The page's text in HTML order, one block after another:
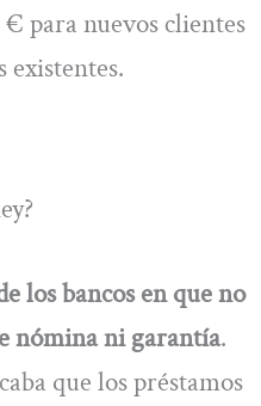
€ para nuevos clientes
existentes.
los bancos en que no
nómina ni garantía.
que los préstamos